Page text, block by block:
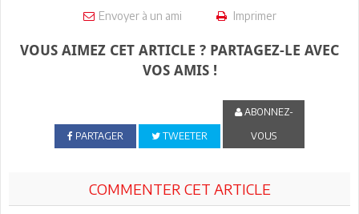
Envoyer à un ami Imprimer
VOUS AIMEZ CET ARTICLE ? PARTAGEZ-LE AVEC
VOS AMIS !
PARTAGER TWEETER
ABONNEZ-
VOUS
COMMENTER CET ARTICLE